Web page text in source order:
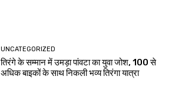
UNCATEGORIZED
तिरंगे के सम्मान में उमड़ा पांवटा का युवा जोश, 100 से
अधिक बाइकों के साथ निकली भव्य तिरंगा यात्रा